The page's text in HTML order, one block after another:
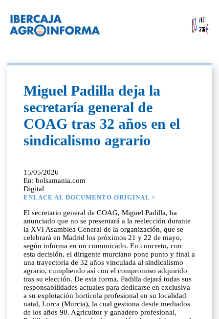
Miguel Padilla deja la
secretaría general de
COAG tras 32 años en el
sindicalismo agrario
15/05/2026
En: bolsamania.com
Digital
ENLACE AL DOCUMENTO ORIGINAL >
El secretario general de COAG, Miguel Padilla, ha
anunciado que no se presentará a la reelección durante
la XVI Asamblea General de la organización, que se
celebrará en Madrid los próximos 21 y 22 de mayo,
según informa en un comunicado. En concreto, con
esta decisión, el dirigente murciano pone punto y final a
una trayectoria de 32 años vinculada al sindicalismo
agrario, cumpliendo así con el compromiso adquirido
tras su elección. De esta forma, Padilla dejará todas sus
responsabilidades actuales para dedicarse en exclusiva
a su explotación hortícola profesional en su localidad
natal, Lorca (Murcia), la cual gestiona desde mediados
de los años 90. Agricultor y ganadero profesional,